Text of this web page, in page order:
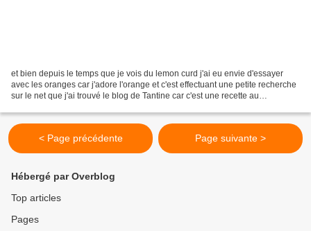
et bien depuis le temps que je vois du lemon curd j'ai eu envie d'essayer
avec les oranges car j'adore l'orange et c'est effectuant une petite recherche
sur le net que j'ai trouvé le blog de Tantine car c'est une recette au
< Page précédente Page suivante >
Hébergé par Overblog
Top articles
Pages